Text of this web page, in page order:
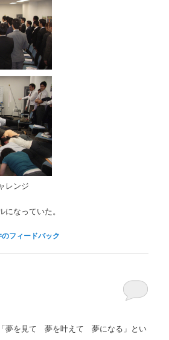
レンジ
なっていた。
のフィードバック
夢を見て 夢を叶えて 夢になる」とい